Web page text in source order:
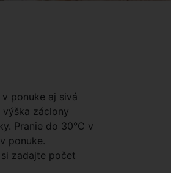
ponuke aj sivá
záclony
Pranie do 30°C v
ponuke.
zadajte počet